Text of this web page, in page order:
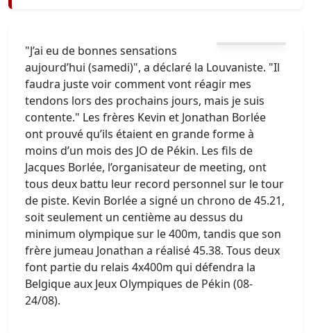
"J’ai eu de bonnes sensations
aujourd’hui (samedi)", a déclaré la Louvaniste. "Il
faudra juste voir comment vont réagir mes
tendons lors des prochains jours, mais je suis
contente." Les frères Kevin et Jonathan Borlée
ont prouvé qu’ils étaient en grande forme à
moins d’un mois des JO de Pékin. Les fils de
Jacques Borlée, l’organisateur de meeting, ont
tous deux battu leur record personnel sur le tour
de piste. Kevin Borlée a signé un chrono de 45.21,
soit seulement un centième au dessus du
minimum olympique sur le 400m, tandis que son
frère jumeau Jonathan a réalisé 45.38. Tous deux
font partie du relais 4x400m qui défendra la
Belgique aux Jeux Olympiques de Pékin (08-
24/08).